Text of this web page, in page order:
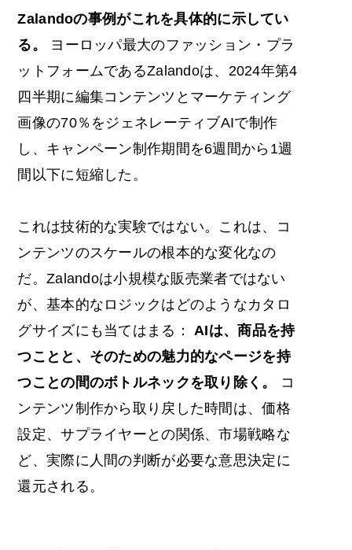
Zalandoの事例がこれを具体的に示してい
る。 ヨーロッパ最大のファッション・プラ
ットフォームであるZalandoは、2024年第4
四半期に編集コンテンツとマーケティング
画像の70％をジェネレーティブAIで制作
し、キャンペーン制作期間を6週間から1週
間以下に短縮した。
これは技術的な実験ではない。これは、コ
ンテンツのスケールの根本的な変化なの
だ。Zalandoは小規模な販売業者ではない
が、基本的なロジックはどのようなカタロ
グサイズにも当てはまる：
AIは、商品を持
つことと、そのための魅力的なページを持
つことの間のボトルネックを取り除く。
コ
ンテンツ制作から取り戻した時間は、価格
設定、サプライヤーとの関係、市場戦略な
ど、実際に人間の判断が必要な意思決定に
還元される。